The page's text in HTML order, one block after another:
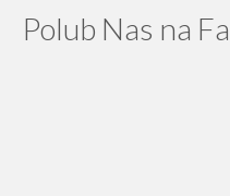
Polub Nas na